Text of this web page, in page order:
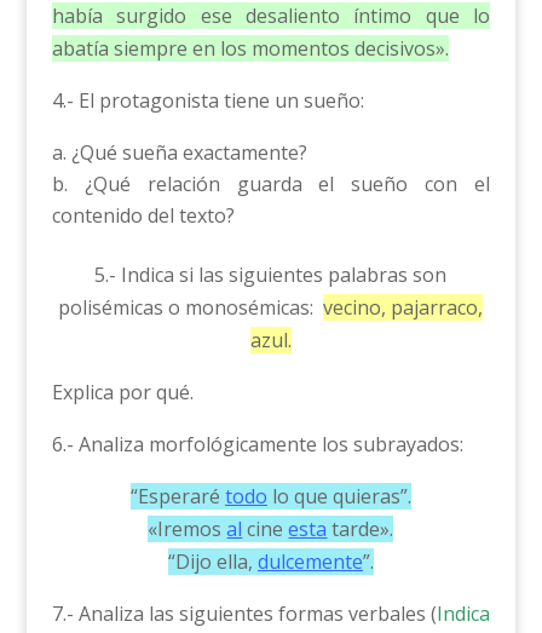
había surgido ese desaliento íntimo que lo
abatía siempre en los momentos decisivos».
4.- El protagonista tiene un sueño:
¿Qué sueña exactamente?
¿Qué relación guarda el sueño con el
contenido del texto?
5.- Indica si las siguientes palabras son
polisémicas o monosémicas:vecino, pajarraco,
azul.
Explica por qué.
6.- Analiza morfológicamente los subrayados:
“Esperaré todo lo que quieras”.
«Iremosal cineesta tarde».
“Dijo ella, dulcemente”.
7.- Analiza las siguientes formas verbales (Indica